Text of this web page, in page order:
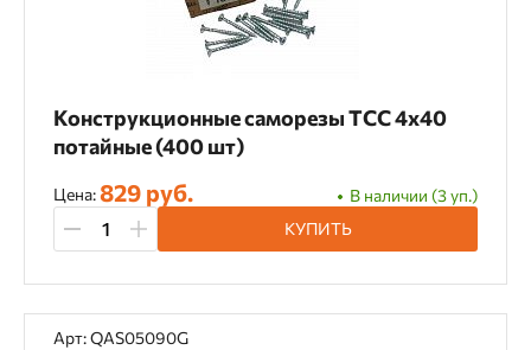
Конструкционные саморезы TCC 4х40
потайные (400 шт)
Цена:829 руб.
В наличии (3 уп.)
КУПИТЬ
Арт: QAS05090G